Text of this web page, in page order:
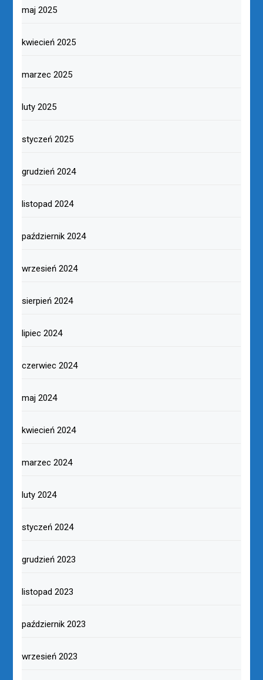
maj 2025
kwiecień 2025
marzec 2025
luty 2025
styczeń 2025
grudzień 2024
listopad 2024
październik 2024
wrzesień 2024
sierpień 2024
lipiec 2024
czerwiec 2024
maj 2024
kwiecień 2024
marzec 2024
luty 2024
styczeń 2024
grudzień 2023
listopad 2023
październik 2023
wrzesień 2023